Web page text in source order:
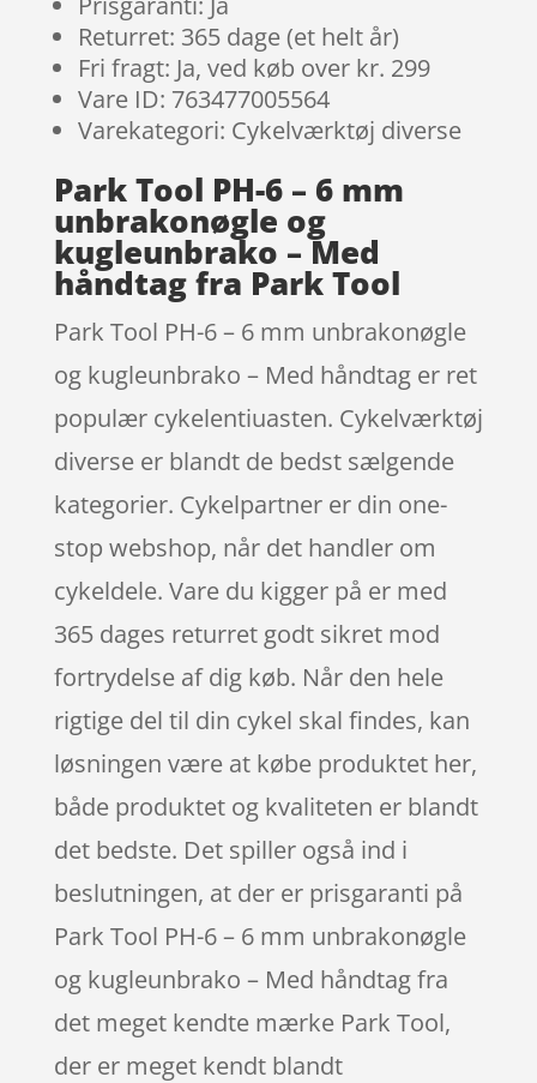
Returret: 365 dage (et helt år)
Fri fragt: Ja, ved køb over kr. 299
Vare ID: 763477005564
Varekategori: Cykelværktøj diverse
Park Tool PH-6 – 6 mm
unbrakonøgle og
kugleunbrako – Med
håndtag fra Park Tool
Park Tool PH-6 – 6 mm unbrakonøgle
og kugleunbrako – Med håndtag er ret
populær cykelentiuasten. Cykelværktøj
diverse er blandt de bedst sælgende
kategorier. Cykelpartner er din one-
stop webshop, når det handler om
cykeldele. Vare du kigger på er med
365 dages returret godt sikret mod
fortrydelse af dig køb. Når den hele
rigtige del til din cykel skal findes, kan
løsningen være at købe produktet her,
både produktet og kvaliteten er blandt
det bedste. Det spiller også ind i
beslutningen, at der er prisgaranti på
Park Tool PH-6 – 6 mm unbrakonøgle
og kugleunbrako – Med håndtag fra
det meget kendte mærke Park Tool,
der er meget kendt blandt